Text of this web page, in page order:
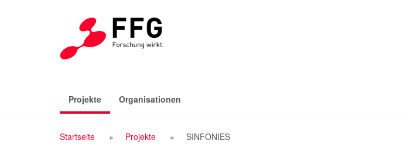
Projekte(aktiv)Organisationen
Breadcrumb
Startseite Projekte SINFONIES